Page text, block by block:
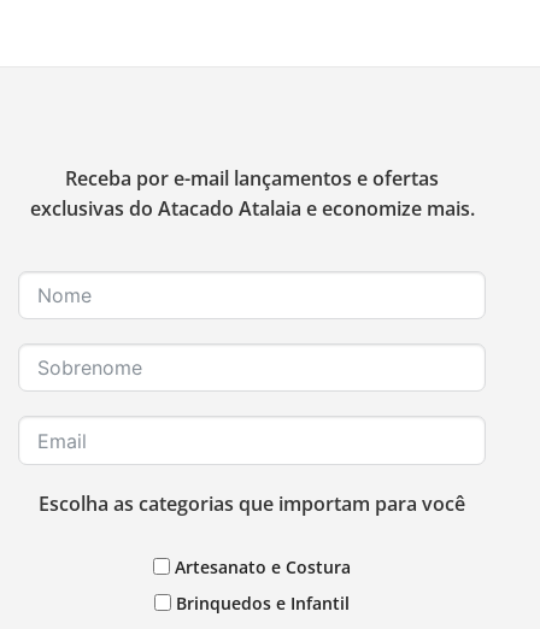
Receba por e-mail lançamentos e ofertas
exclusivas do Atacado Atalaia e economize mais.
Escolha as categorias que importam para você
Artesanato e Costura
Brinquedos e Infantil